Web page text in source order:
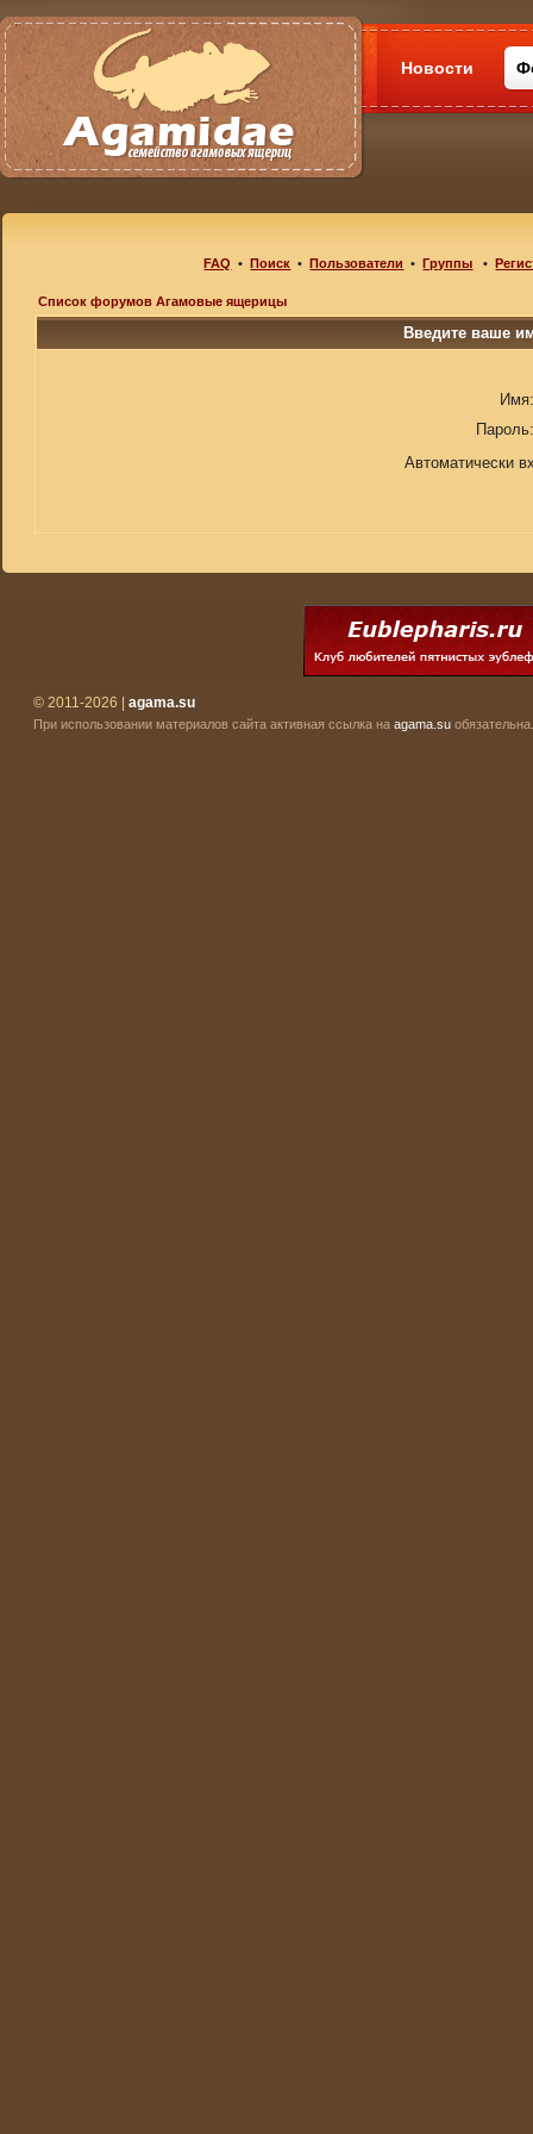
Новости
FAQ •Поиск •Пользователи •Группы •
Список форумов Агамовые ящерицы
Введите ваше
Имя:
Пароль:
Автоматически
© 2011-2026 | agama.su
При использовании материалов сайта активная ссылка на agama.su обязательна.